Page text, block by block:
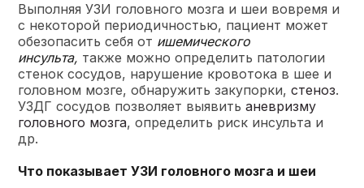
Выполняя УЗИ головного мозга и шеи вовремя и
с некоторой периодичностью, пациент может
обезопасить себя от ишемического
инсульта, также можно определить патологии
стенок сосудов, нарушение кровотока в шее и
головном мозге, обнаружить закупорки,стеноз.
УЗДГ сосудов позволяет выявитьаневризму
головного мозга, определить риск инсульта и
др.
Что показывает УЗИ головного мозга и шеи